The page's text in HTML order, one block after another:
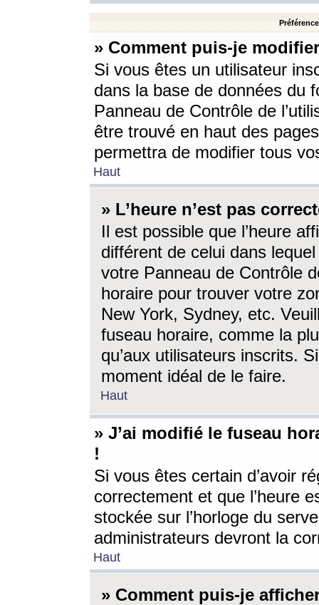
» Comment puis-je
Si vous êtes un utilisateur
dans la base de données du
Panneau de Contrôle de
être trouvé en haut des
permettra de modifier tous
Haut
» L’heure n’est pas
Il est possible que l’heure
différent de celui dans
votre Panneau de Contrôle
horaire pour trouver votre
New York, Sydney, etc.
fuseau horaire, comme la
qu’aux utilisateurs inscrits.
moment idéal de le faire.
Haut
» J’ai modifié le fuseau
!
Si vous êtes certain d’avoir
correctement et que l’heure
stockée sur l’horloge du
administrateurs devront la
Haut
» Comment puis-je